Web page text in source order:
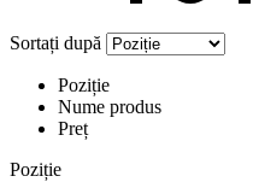
Sortați după
Poziție
Nume produs
Preț
Poziție